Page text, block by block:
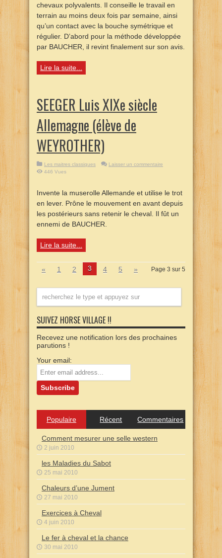
chevaux polyvalents. Il conseille le travail en
terrain au moins deux fois par semaine, ainsi
qu’un contact avec la bouche symétrique et
régulier. D’abord pour la méthode développée
par BAUCHER, il revint finalement sur son avis.
Lire la suite...
SEEGER Luis XIXe siècle
Allemagne (élève de
WEYROTHER)
Les maitres classiques
Laisser un commentaire
446 Vues
Invente la muserolle Allemande et utilise le trot
en lever. Prône le mouvement en avant depuis
les postérieurs sans retenir le cheval. Il fût un
ennemi de BAUCHER.
Lire la suite...
Page 3 sur 5
« 1 2 3 4 5 »
SUIVEZ HORSE VILLAGE !!
Recevez une notification lors des prochaines
parutions !
Your email:
Populaire Récent Commentaires
Comment mesurer une selle western
2 juin 2010
les Maladies du Sabot
25 mai 2010
Chaleurs d’une Jument
27 mai 2010
Exercices à Cheval
4 juin 2010
Le fer à cheval et la chance
30 mai 2010